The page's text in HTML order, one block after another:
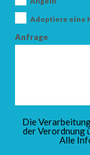
Adoptiere eine
Anfrage
Die
der Verordnung
Alle